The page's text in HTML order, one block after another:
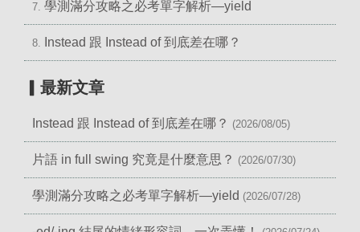
7. 學測滿分攻略之必考單字解析—yield
8. Instead 跟 Instead of 到底差在哪？
▎最新文章
Instead 跟 Instead of 到底差在哪？ (2026/08/05)
片語 in full swing 究竟是什麼意思？ (2026/07/30)
學測滿分攻略之必考單字解析—yield (2026/07/28)